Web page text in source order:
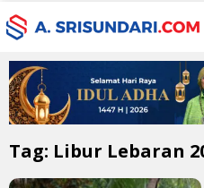
Tag: Libur Lebaran